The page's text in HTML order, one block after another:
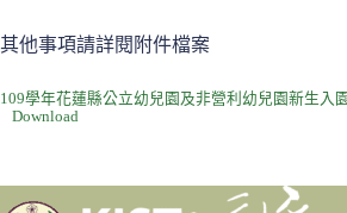
其他事項請詳閱附件檔案
109學年花蓮縣公立幼兒園及非營利幼兒園新生入
Download